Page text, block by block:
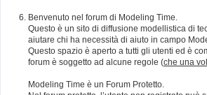
Benvenuto nel forum di Modeling Time.
Questo è un sito di diffusione modellistica di
aiutare chi ha necessità di aiuto in campo
Questo spazio è aperto a tutti gli utenti ed è
forum è soggetto ad alcune regole (che una
Modeling Time è un Forum Protetto.